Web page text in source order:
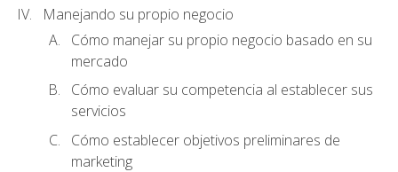
Manejando su propio negocio
Cómo manejar su propio negocio basado en su
mercado
Cómo evaluar su competencia al establecer sus
servicios
Cómo establecer objetivos preliminares de
marketing